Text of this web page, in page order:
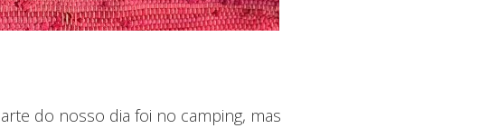
do nosso dia foi no camping, mas